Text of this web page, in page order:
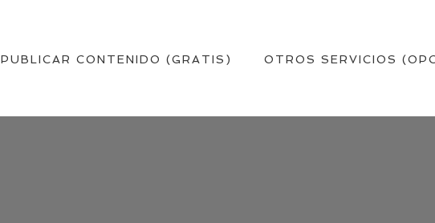
PUBLICAR CONTENIDO (GRATIS) OTROS SERVICIOS